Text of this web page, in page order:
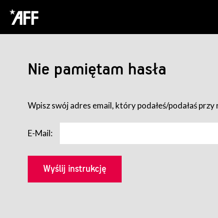
Nie pamiętam hasła
Wpisz swój adres email, który podałeś/podałaś
E-Mail: